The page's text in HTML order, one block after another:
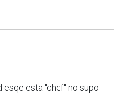
esqe esta "chef" no supo